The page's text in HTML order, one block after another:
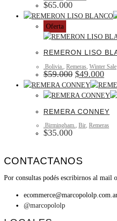
$65.000
Oferta
REMERON LISO
.Bolivia., Remeras, Winter Sale
$59.000 $49.000
REMERA CONNEY
.Birmingham., Bir, Remeras
$35.000
CONTACTANOS
Por consultas podés escribirnos al mail
@marcopololp